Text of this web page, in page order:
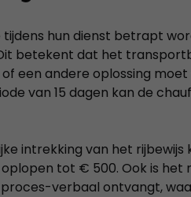
tijdens hun dienst betrapt
betekent dat het
een andere oplossing
van 15 dagen kan de
intrekking van het
tot € 500. Ook is
verbaal ontvangt,